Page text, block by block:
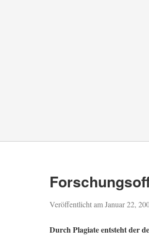
Veröffentlicht amJanuar 22,
Durch Plagiate entsteht der